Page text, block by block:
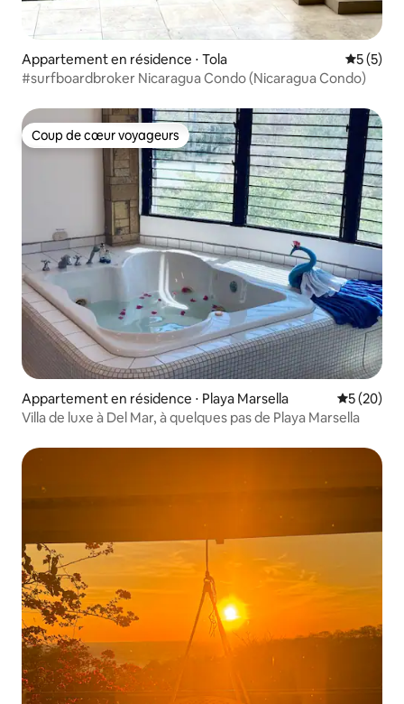
Appartement en résidence ⋅ Tola
5 (5)
#surfboardbroker Nicaragua Condo (Nicaragua Condo)
Coup de cœur voyageurs
Coup de cœur voyageurs
Appartement en résidence ⋅ Playa Marsella
5 (20)
Villa de luxe à Del Mar, à quelques pas de Playa Marsella